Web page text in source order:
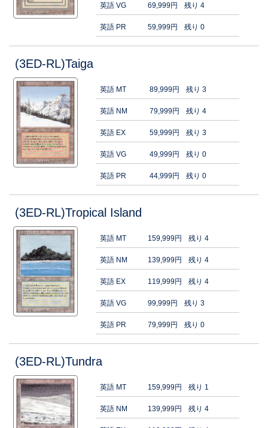
英語 VG 69,999円 残り 4
英語 PR 59,999円 残り 0
(3ED-RL)Taiga
英語 MT 89,999円 残り 3
英語 NM 79,999円 残り 4
英語 EX 59,999円 残り 3
英語 VG 49,999円 残り 0
英語 PR 44,999円 残り 0
(3ED-RL)Tropical Island
英語 MT 159,999円 残り 4
英語 NM 139,999円 残り 4
英語 EX 119,999円 残り 4
英語 VG 99,999円 残り 3
英語 PR 79,999円 残り 0
(3ED-RL)Tundra
英語 MT 159,999円 残り 1
英語 NM 139,999円 残り 4